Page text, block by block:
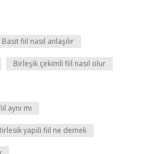
Basit fiil nasıl anlaşılır
Birleşik çekimli fiil nasıl olur
aynı mı
yapili fiil ne demek